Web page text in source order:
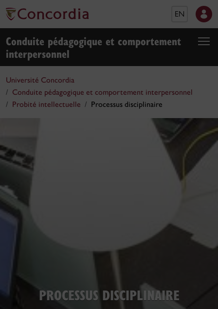
EN
Conduite pédagogique et comportement
interpersonnel
Université Concordia
Conduite pédagogique et comportement interpersonnel
Probité intellectuelle
Processus disciplinaire
PROCESSUS DISCIPLINAIRE